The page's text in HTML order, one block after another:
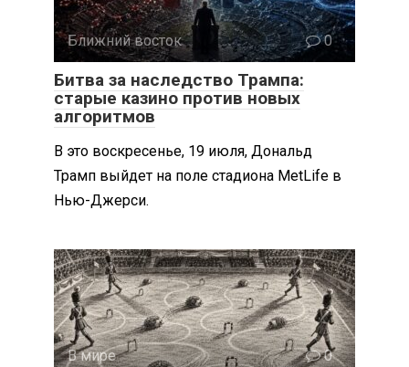
Ближний восток 0
Битва за наследство Трампа:
старые казино против новых
алгоритмов
В это воскресенье, 19 июля, Дональд
Трамп выйдет на поле стадиона MetLife в
Нью-Джерси.
В мире 0